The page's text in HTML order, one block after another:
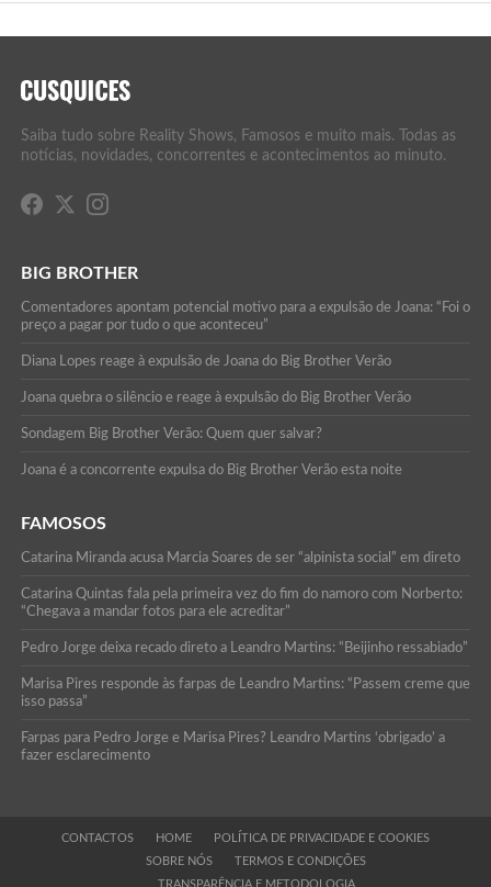
Saiba tudo sobre Reality Shows, Famosos e muito mais. Todas as
notícias, novidades, concorrentes e acontecimentos ao minuto.
BIG BROTHER
Comentadores apontam potencial motivo para a expulsão de Joana: “Foi o
preço a pagar por tudo o que aconteceu”
Diana Lopes reage à expulsão de Joana do Big Brother Verão
Joana quebra o silêncio e reage à expulsão do Big Brother Verão
Sondagem Big Brother Verão: Quem quer salvar?
Joana é a concorrente expulsa do Big Brother Verão esta noite
FAMOSOS
Catarina Miranda acusa Marcia Soares de ser “alpinista social” em direto
Catarina Quintas fala pela primeira vez do fim do namoro com Norberto:
“Chegava a mandar fotos para ele acreditar”
Pedro Jorge deixa recado direto a Leandro Martins: “Beijinho ressabiado”
Marisa Pires responde às farpas de Leandro Martins: “Passem creme que
isso passa”
Farpas para Pedro Jorge e Marisa Pires? Leandro Martins ‘obrigado’ a
fazer esclarecimento
CONTACTOS HOME
POLÍTICA DE PRIVACIDADE E COOKIES
SOBRE NÓS
TERMOS E CONDIÇÕES
TRANSPARÊNCIA E METODOLOGIA